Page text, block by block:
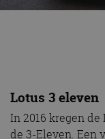
Lotus 3 eleven
In 2016 kregen
de 3-Eleven. Een